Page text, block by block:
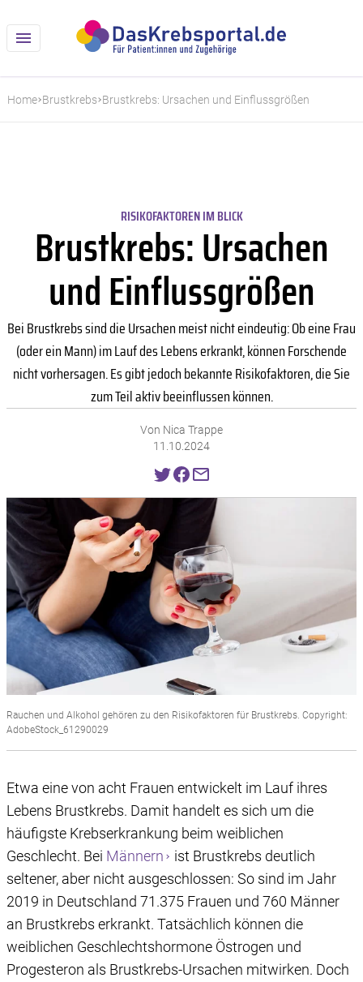
Home Brustkrebs Brustkrebs: Ursachen und Einflussgrößen
RISIKOFAKTOREN IM BLICK
Brustkrebs: Ursachen
und Einflussgrößen
Bei Brustkrebs sind die Ursachen meist nicht eindeutig: Ob eine Frau
(oder ein Mann) im Lauf des Lebens erkrankt, können Forschende
nicht vorhersagen. Es gibt jedoch bekannte Risikofaktoren, die Sie
zum Teil aktiv beeinflussen können.
Von Nica Trappe
11.10.2024
Rauchen und Alkohol gehören zu den Risikofaktoren für Brustkrebs. Copyright:
AdobeStock_61290029
Etwa eine von acht Frauen entwickelt im Lauf ihres
Lebens Brustkrebs. Damit handelt es sich um die
häufigste Krebserkrankung beim weiblichen
Geschlecht. Bei Männern
ist Brustkrebs deutlich
seltener, aber nicht ausgeschlossen: So sind im Jahr
2019 in Deutschland 71.375 Frauen und 760 Männer
an Brustkrebs erkrankt. Tatsächlich können die
weiblichen Geschlechtshormone Östrogen und
Progesteron als Brustkrebs-Ursachen mitwirken. Doch